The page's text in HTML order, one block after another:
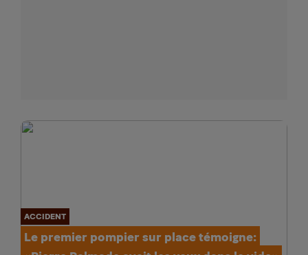
ACCIDENT
Le premier pompier sur place témoigne: